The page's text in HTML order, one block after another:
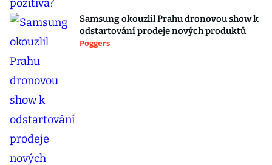
Samsung okouzlil Prahu dronovou show k
odstartování prodeje nových produktů
Poggers